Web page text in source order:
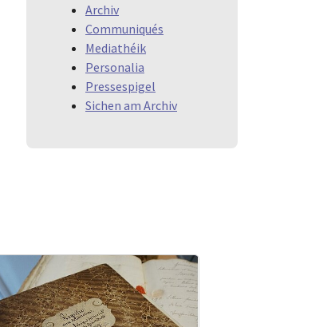
Archiv
Communiqués
Mediathéik
Personalia
Pressespigel
Sichen am Archiv